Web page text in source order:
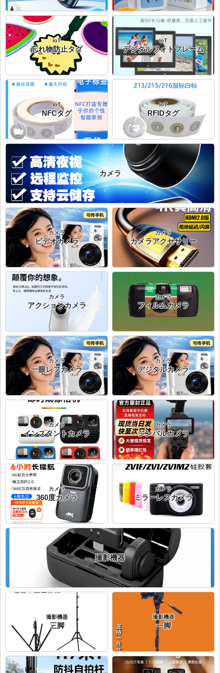
IoT
忘れ物防止タグ
IoT
デジタルフォトフレーム
IoT
NFCタグ
IoT
RFIDタグ
カメラ
カメラ
ビデオカメラ
カメラ
カメラアクセサリー
カメラ
アクションカメラ
カメラ
フィルムカメラ
カメラ
一眼レフカメラ
カメラ
デジタルカメラ
カメラ
インスタントカメラ
カメラ
ジンバルカメラ
カメラ
360度カメラ
カメラ
ミラーレスカメラ
撮影機器
撮影機器
三脚
撮影機器
一脚